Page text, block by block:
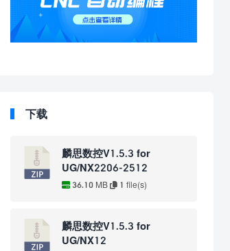
下载
麟思数控V1.5.3 for
UG/NX2206-2512
36.10 MB 1 file(s)
麟思数控V1.5.3 for
UG/NX12